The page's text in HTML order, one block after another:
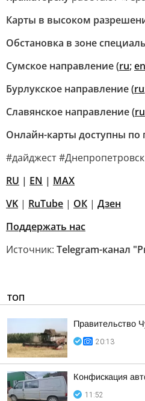
Карты в высоком
Обстановка в зоне
Сумское направление (ru;en
Бурлукское направление (ru
Славянское направление (ru
Онлайн-карты доступны по
#дайджест
RU | EN | MAX
VK | RuTube | ОК | Дзен
Поддержать нас
Источник: Telegram-канал
ТОП
Правительство
20:13
Конфискация
11:52